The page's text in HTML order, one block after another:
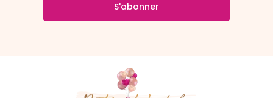
S'abonner